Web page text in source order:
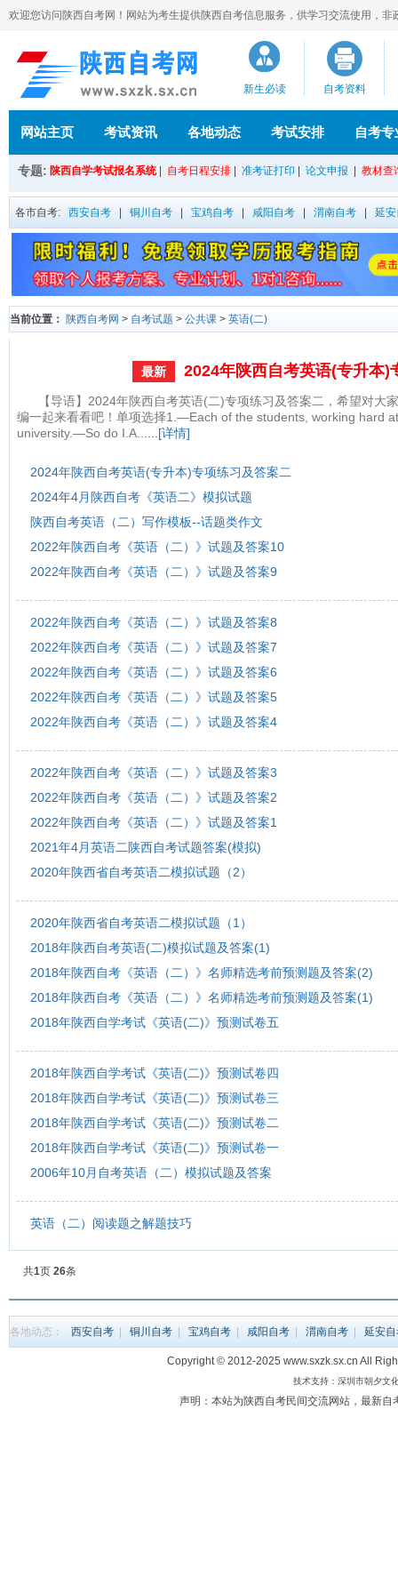
欢迎您访问陕西自考网！网站为考生提供陕西自考信息服务，供学习交流使用，
新生必读 自考资料
网站主页 考试资讯 各地动态 考试安排 自考专
专题: 陕西自学考试报名系统 自考日程安排 准考证打印 论文申报 教材查
各市自考: 西安自考 铜川自考 宝鸡自考 咸阳自考 渭南自考 延
当前位置： 陕西自考网 > 自考试题 > 公共课 > 英语(二)
最新 2024年陕西自考英语(专升本)
【导语】2024年陕西自考英语(二)专项练习及答案二，希望对大
编一起来看看吧！单项选择1.—Each of the students, working hard
university.—So do I.A...
...[详情]
2024年陕西自考英语(专升本)专项练习及答案二
2024年4月陕西自考《英语二》模拟试题
陕西自考英语（二）写作模板--话题类作文
2022年陕西自考《英语（二）》试题及答案10
2022年陕西自考《英语（二）》试题及答案9
2022年陕西自考《英语（二）》试题及答案8
2022年陕西自考《英语（二）》试题及答案7
2022年陕西自考《英语（二）》试题及答案6
2022年陕西自考《英语（二）》试题及答案5
2022年陕西自考《英语（二）》试题及答案4
2022年陕西自考《英语（二）》试题及答案3
2022年陕西自考《英语（二）》试题及答案2
2022年陕西自考《英语（二）》试题及答案1
2021年4月英语二陕西自考试题答案(模拟)
2020年陕西省自考英语二模拟试题（2）
2020年陕西省自考英语二模拟试题（1）
2018年陕西自考英语(二)模拟试题及答案(1)
2018年陕西自考《英语（二）》名师精选考前预测题及答案(2)
2018年陕西自考《英语（二）》名师精选考前预测题及答案(1)
2018年陕西自学考试《英语(二)》预测试卷五
2018年陕西自学考试《英语(二)》预测试卷四
2018年陕西自学考试《英语(二)》预测试卷三
2018年陕西自学考试《英语(二)》预测试卷二
2018年陕西自学考试《英语(二)》预测试卷一
2006年10月自考英语（二）模拟试题及答案
英语（二）阅读题之解题技巧
共1页 26条
各地动态： 西安自考 铜川自考 宝鸡自考 咸阳自考 渭南自考 延安
Copyright © 2012-2025 www.sxzk.sx.cn All
技术支持：深圳市朝夕文
声明：本站为陕西自考民间交流网站，最新